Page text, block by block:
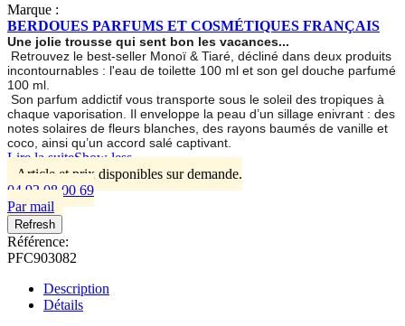
Marque :
BERDOUES PARFUMS ET COSMÉTIQUES FRANÇAIS
Une jolie trousse qui sent bon les vacances...
Retrouvez le best-seller Monoï & Tiaré, décliné dans deux produits
incontournables : l'eau de toilette 100 ml et son gel douche parfumé
100 ml.
Son parfum addictif vous transporte sous le soleil des tropiques à
chaque vaporisation. Il enveloppe la peau d’un sillage enivrant : des
notes solaires de fleurs blanches, des rayons baumés de vanille et
coco, ainsi qu’un accord salé captivant.
Lire la suiteShow less
Article et prix disponibles sur demande.
04 92 08 00 69
Par mail
Référence:
PFC903082
Description
Détails